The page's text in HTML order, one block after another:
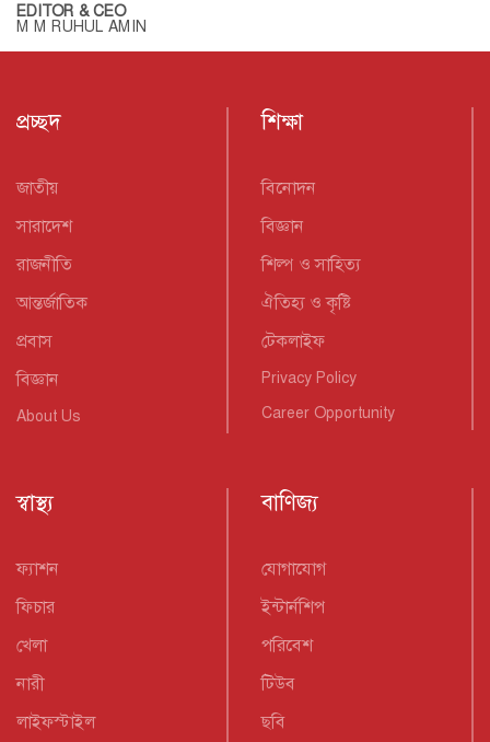
EDITOR & CEO
M M RUHUL AMIN
প্রচ্ছদ
জাতীয়
সারাদেশ
রাজনীতি
আন্তর্জাতিক
প্রবাস
বিজ্ঞান
About Us
শিক্ষা
বিনোদন
বিজ্ঞান
শিল্প ও সাহিত্য
ঐতিহ্য ও কৃষ্টি
টেকলাইফ
Privacy Policy
Career Opportunity
স্বাস্থ্য
ফ্যাশন
ফিচার
খেলা
নারী
লাইফস্টাইল
বাণিজ্য
যোগাযোগ
ইন্টার্নশিপ
পরিবেশ
টিউব
ছবি